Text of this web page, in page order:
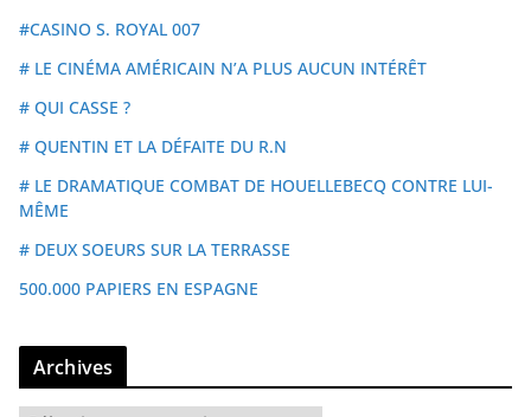
#CASINO S. ROYAL 007
# LE CINÉMA AMÉRICAIN N’A PLUS AUCUN INTÉRÊT
# QUI CASSE ?
# QUENTIN ET LA DÉFAITE DU R.N
# LE DRAMATIQUE COMBAT DE HOUELLEBECQ CONTRE LUI-
MÊME
# DEUX SOEURS SUR LA TERRASSE
500.000 PAPIERS EN ESPAGNE
Archives